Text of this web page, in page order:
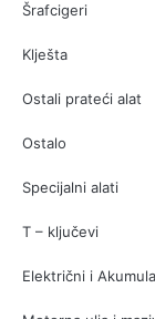
Šrafcigeri
Klješta
Ostali prateći alat
Ostalo
Specijalni alati
T – ključevi
Električni i